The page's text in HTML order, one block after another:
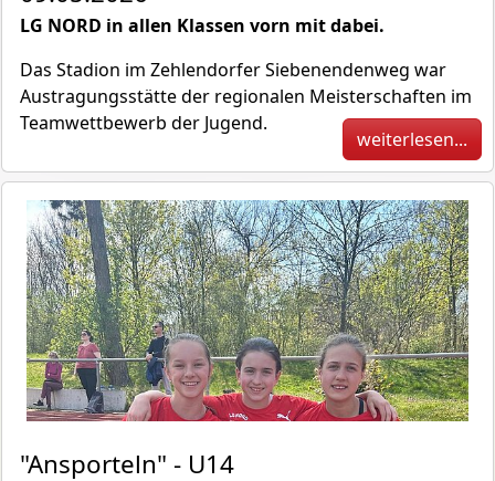
LG NORD in allen Klassen vorn mit dabei.
Das Stadion im Zehlendorfer Siebenendenweg war
Austragungsstätte der regionalen Meisterschaften im
Teamwettbewerb der Jugend.
weiterlesen...
"Ansporteln" - U14